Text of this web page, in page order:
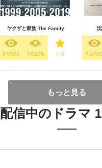
ヤクザと家族 The Family
84629 46326 4.0 43720
もっと見る
配信中のドラマ